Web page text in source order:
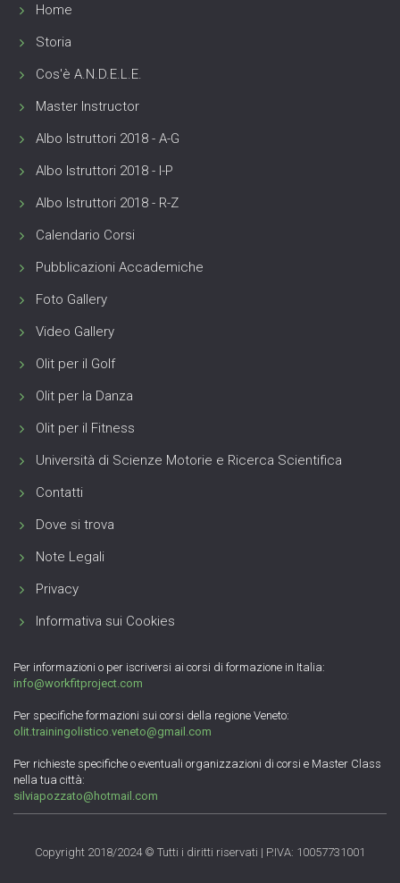
Home
Storia
Cos'è A.N.D.E.L.E.
Master Instructor
Albo Istruttori 2018 - A-G
Albo Istruttori 2018 - I-P
Albo Istruttori 2018 - R-Z
Calendario Corsi
Pubblicazioni Accademiche
Foto Gallery
Video Gallery
Olit per il Golf
Olit per la Danza
Olit per il Fitness
Università di Scienze Motorie e Ricerca Scientifica
Contatti
Dove si trova
Note Legali
Privacy
Informativa sui Cookies
Per informazioni o per iscriversi ai corsi di formazione in Italia:
info@workfitproject.com
Per specifiche formazioni sui corsi della regione Veneto:
olit.trainingolistico.veneto@gmail.com
Per richieste specifiche o eventuali organizzazioni di corsi e Master Class
nella tua città:
silviapozzato@hotmail.com
Copyright 2018/2024 © Tutti i diritti riservati | P.IVA: 10057731001